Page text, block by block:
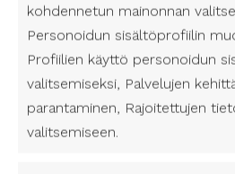
kohdennetun mainonnan
Personoidun sisältöprofiilin
Profiilien käyttö personoidun
valitsemiseksi, Palvelujen
parantaminen, Rajoitettujen
valitsemiseen.
virkistyskäyttöön. Myös
esteettömyyttä on
sujuvan liikkumisen
Esteettömyys on tärkeä osa
ja se mahdollistaa kaikille
esteettömän pääsyn